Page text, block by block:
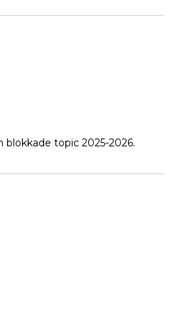
blokkade topic 2025-2026.